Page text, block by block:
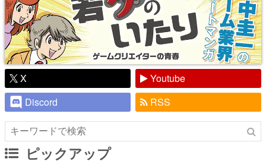
X
Youtube
Discord
RSS
ピックアップ